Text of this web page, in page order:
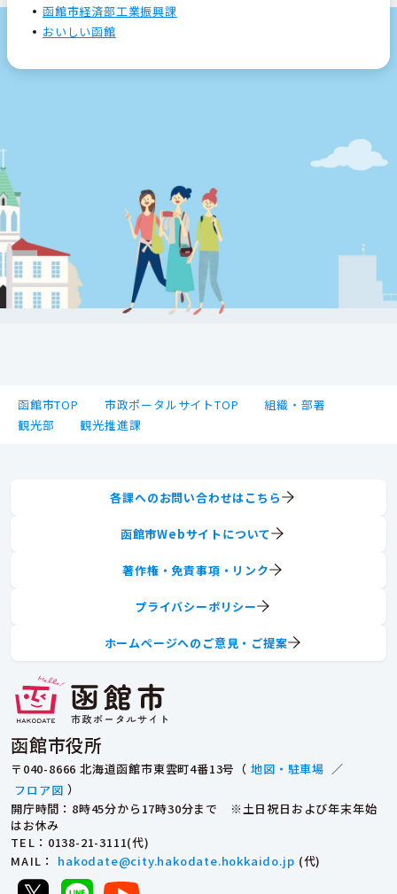
函館市経済部工業振興課
おいしい函館
函館市TOP 市政ポータルサイトTOP
組織・部署
観光部
観光推進課
函館市役所
〒040-8666 北海道函館市東雲町4番13号（ 地図・駐車場 ／
フロア図 ）
開庁時間：8時45分から17時30分まで ※土日祝日および年末年始
はお休み
TEL ：0138-21-3111(代)
MAIL ： hakodate@city.hakodate.hokkaido.jp (代)
各課へのお問い合わせはこちら
函館市Webサイトについて
著作権・免責事項・リンク
プライバシーポリシー
ホームページへのご意見・ご提案